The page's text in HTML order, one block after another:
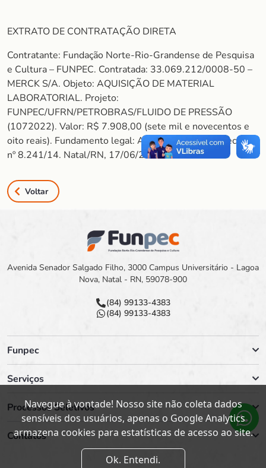
EXTRATO DE CONTRATAÇÃO DIRETA
Contratante: Fundação Norte-Rio-Grandense de Pesquisa
e Cultura – FUNPEC. Contratada: 33.069.212/0008-50 –
MERCK S/A. Objeto: AQUISIÇÃO DE MATERIAL
LABORATORIAL. Projeto:
FUNPEC/UFRN/PETROBRAS/FLUIDO DE PRESSÃO
(1072022). Valor: R$ 7.908,00 (sete mil e novecentos e
oito reais). Fundamento legal: Art. 26, Inciso II do Decreto
nº 8.241/14. Natal/RN, 17/06/2024.
Voltar
Avenida Senador Salgado Filho, 3000 Campus Universitário - Lagoa
Nova, Natal - RN, 59078-900
(84) 99133-4383
(84) 99133-4383
Funpec
Serviços
Processos Seletivos
Contatos
Navegue à vontade! Nosso site não coleta dados
sensíveis dos usuários, apenas o Google Analytics
armazena cookies para estatísticas de acesso ao site.
Ok. Entendi.